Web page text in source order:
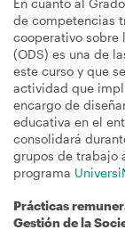
de competencias
cooperativo sobre
(ODS) es una de
este curso y que
actividad que
encargo de
educativa en el
consolidará
grupos de trabajo
programa
Prácticas
Gestión de la